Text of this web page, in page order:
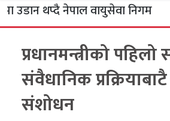
थप्दै नेपाल वायुसेवा निगम
प्रधानमन्त्रीको
संवैधानिक
संशोधन